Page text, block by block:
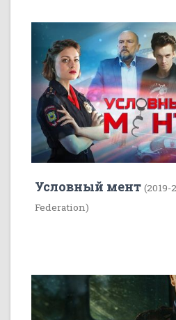
Условный мент (2019-
Federation)